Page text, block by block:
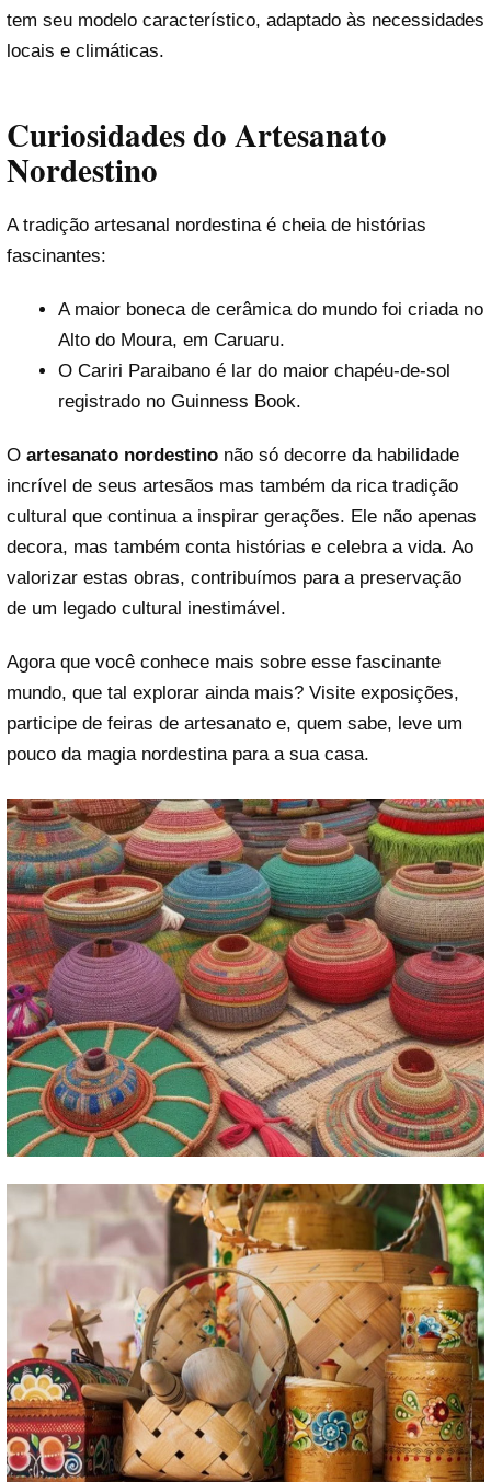
tem seu modelo característico, adaptado às necessidades
locais e climáticas.
Curiosidades do Artesanato
Nordestino
A tradição artesanal nordestina é cheia de histórias
fascinantes:
A maior boneca de cerâmica do mundo foi criada no
Alto do Moura, em Caruaru.
O Cariri Paraibano é lar do maior chapéu-de-sol
registrado no Guinness Book.
O artesanato nordestino não só decorre da habilidade
incrível de seus artesãos mas também da rica tradição
cultural que continua a inspirar gerações. Ele não apenas
decora, mas também conta histórias e celebra a vida. Ao
valorizar estas obras, contribuímos para a preservação
de um legado cultural inestimável.
Agora que você conhece mais sobre esse fascinante
mundo, que tal explorar ainda mais? Visite exposições,
participe de feiras de artesanato e, quem sabe, leve um
pouco da magia nordestina para a sua casa.